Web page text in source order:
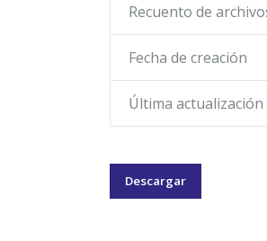
Recuento de
Fecha de creación
Última actualización
Descargar